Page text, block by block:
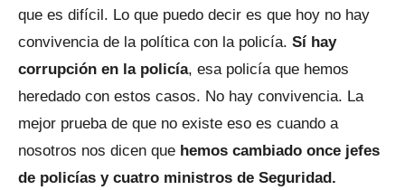
que es difícil. Lo que puedo decir es que hoy no hay
convivencia de la política con la policía. Sí hay
corrupción en la policía, esa policía que hemos
heredado con estos casos. No hay convivencia. La
mejor prueba de que no existe eso es cuando a
nosotros nos dicen que hemos cambiado once jefes
de policías y cuatro ministros de Seguridad.